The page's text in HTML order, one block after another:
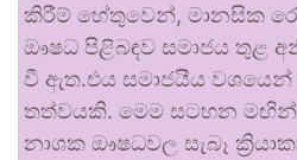
කිරීම් හේතුවෙන්, මානසික
ඖෂධ පිළිබඳව සමාජය තුළ
වී ඇත.එය සමාජයීය වශයෙන්
තත්වයකි. මෙම සටහන මඟින්
නාශක ඖෂධවල සැබෑ